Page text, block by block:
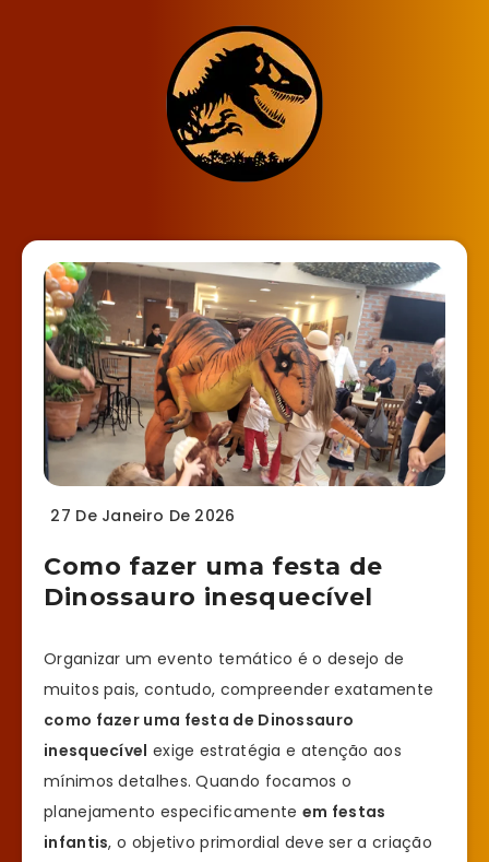
27 De Janeiro De 2026
Como fazer uma festa de
Dinossauro inesquecível
Organizar um evento temático é o desejo de
muitos pais, contudo, compreender exatamente
como fazer uma festa de Dinossauro
inesquecível exige estratégia e atenção aos
mínimos detalhes. Quando focamos o
planejamento especificamente em festas
infantis, o objetivo primordial deve ser a criação